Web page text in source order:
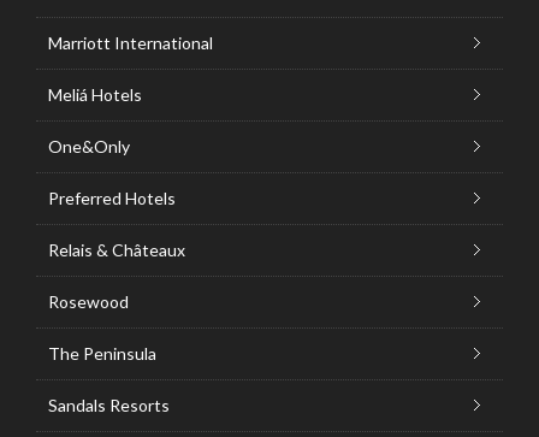
Marriott International
Meliá Hotels
One&Only
Preferred Hotels
Relais & Châteaux
Rosewood
The Peninsula
Sandals Resorts